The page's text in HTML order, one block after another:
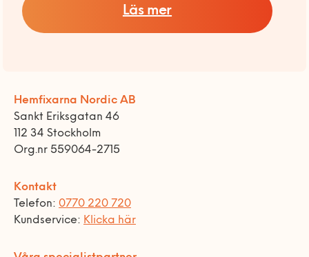
Läs mer
Hemfixarna Nordic AB
Sankt Eriksgatan 46
112 34 Stockholm
Org.nr 559064-2715
Kontakt
Telefon: 0770 220 720
Kundservice: Klicka här